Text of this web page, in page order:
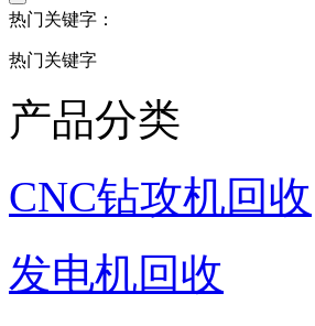
热门关键字：
热门关键字
产品分类
CNC钻攻机回收
发电机回收